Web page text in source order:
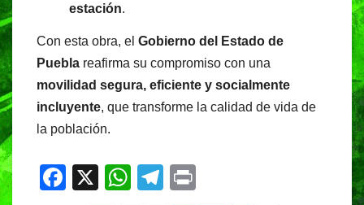
estación.
Con esta obra, el Gobierno del Estado de
Puebla reafirma su compromiso con una
movilidad segura, eficiente y socialmente
incluyente, que transforme la calidad de vida de
la población.
F
X
W T